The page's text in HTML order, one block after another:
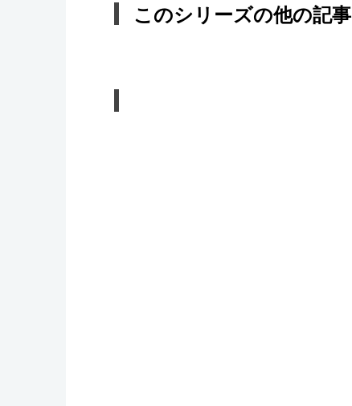
このシリーズの他の記事